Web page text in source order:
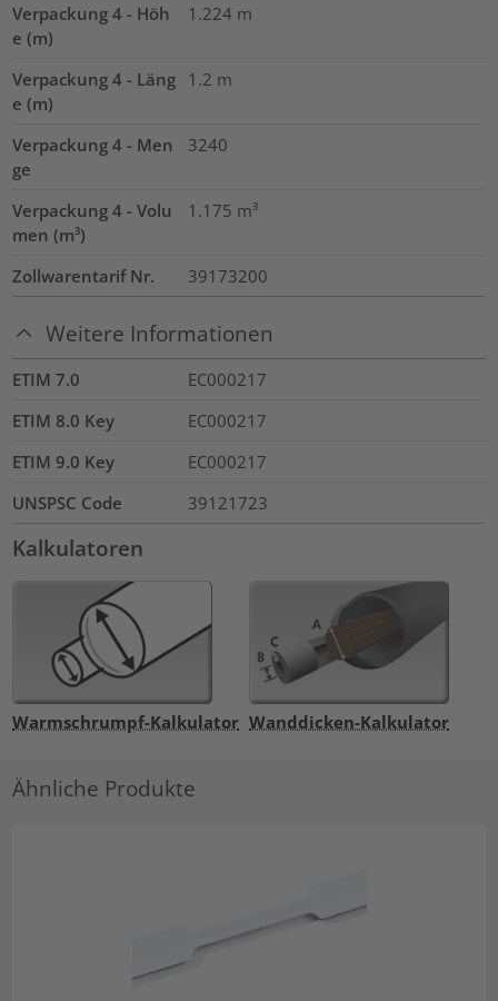
Verpackung 4 - Höh
e (m)
1.224 m
Verpackung 4 - Läng
e (m)
1.2 m
Verpackung 4 - Men
ge
3240
Verpackung 4 - Volu
men (m³)
1.175 m³
Zollwarentarif Nr. 39173200
Weitere Informationen
ETIM 7.0
EC000217
ETIM 8.0 Key
EC000217
ETIM 9.0 Key
EC000217
UNSPSC Code
39121723
Kalkulatoren
Warmschrumpf-Kalkulator Wanddicken-Kalkulator
Ähnliche Produkte